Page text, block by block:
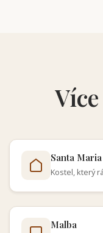
Santa
Kostel, který
Malba